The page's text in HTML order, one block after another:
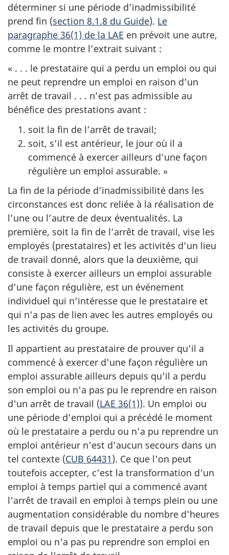
déterminer si une période d’inadmissibilité
prend fin (section 8.1.8 du Guide). Le
paragraphe 36(1) de la LAE en prévoit une autre,
comme le montre l’extrait suivant :
« . . . le prestataire qui a perdu un emploi ou qui
ne peut reprendre un emploi en raison d’un
arrêt de travail . . . n’est pas admissible au
bénéfice des prestations avant :
soit la fin de l’arrêt de travail;
soit, s’il est antérieur, le jour où il a
commencé à exercer ailleurs d’une façon
régulière un emploi assurable. »
La fin de la période d’inadmissibilité dans les
circonstances est donc reliée à la réalisation de
l’une ou l’autre de deux éventualités. La
première, soit la fin de l’arrêt de travail, vise les
employés (prestataires) et les activités d’un lieu
de travail donné, alors que la deuxième, qui
consiste à exercer ailleurs un emploi assurable
d’une façon régulière, est un événement
individuel qui n’intéresse que le prestataire et
qui n’a pas de lien avec les autres employés ou
les activités du groupe.
Il appartient au prestataire de prouver qu'il a
commencé à exercer d'une façon régulière un
emploi assurable ailleurs depuis qu'il a perdu
son emploi ou n'a pas pu le reprendre en raison
d'un arrêt de travail (LAE 36(1)). Un emploi ou
une période d'emploi qui a précédé le moment
où le prestataire a perdu ou n'a pu reprendre un
emploi antérieur n'est d'aucun secours dans un
tel contexte (CUB 64431). Ce que l'on peut
toutefois accepter, c'est la transformation d'un
emploi à temps partiel qui a commencé avant
l'arrêt de travail en emploi à temps plein ou une
augmentation considérable du nombre d'heures
de travail depuis que le prestataire a perdu son
emploi ou n'a pas pu reprendre son emploi en